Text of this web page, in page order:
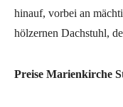
hinauf, vorbei an
hölzernen Dachstuhl,
Preise Marienkirche